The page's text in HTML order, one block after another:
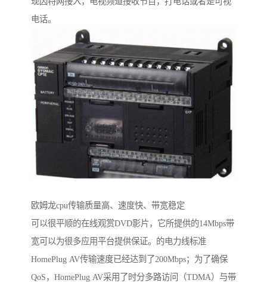
电话。
欧姆龙cpu传输质量高、速度快、带宽稳定
可以很平顺的在线观赏DVD影片，它所提供的14Mbps带
宽可以为很多应用平台提供保证。的电力线标准
HomePlug AV传输速度已经达到了200Mbps；为了确保
QoS，HomePlug AV采用了时分多路访问（TDMA）与带